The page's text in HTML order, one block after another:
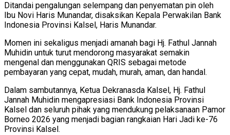
Ditandai pengalungan selempang dan penyematan pin oleh
Ibu Novi Haris Munandar, disaksikan Kepala Perwakilan Bank
Indonesia Provinsi Kalsel, Haris Munandar.
Momen ini sekaligus menjadi amanah bagi Hj. Fathul Jannah
Muhidin untuk turut mendorong masyarakat semakin
mengenal dan menggunakan QRIS sebagai metode
pembayaran yang cepat, mudah, murah, aman, dan handal.
Dalam sambutannya, Ketua Dekranasda Kalsel, Hj. Fathul
Jannah Muhidin mengapresiasi Bank Indonesia Provinsi
Kalsel dan seluruh pihak yang mendukung pelaksanaan Pamor
Borneo 2026 yang menjadi bagian rangkaian Hari Jadi ke-76
Provinsi Kalsel.